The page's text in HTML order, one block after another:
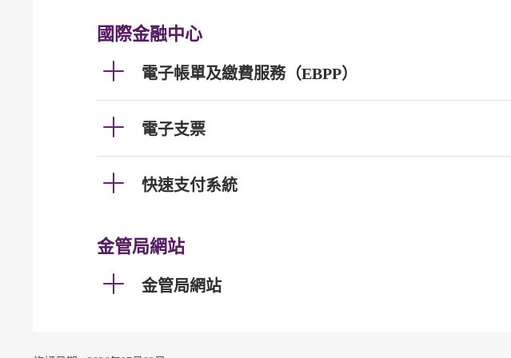
國際金融中心
電子帳單及繳費服務（EBPP）
電子支票
快速支付系統
金管局網站
金管局網站